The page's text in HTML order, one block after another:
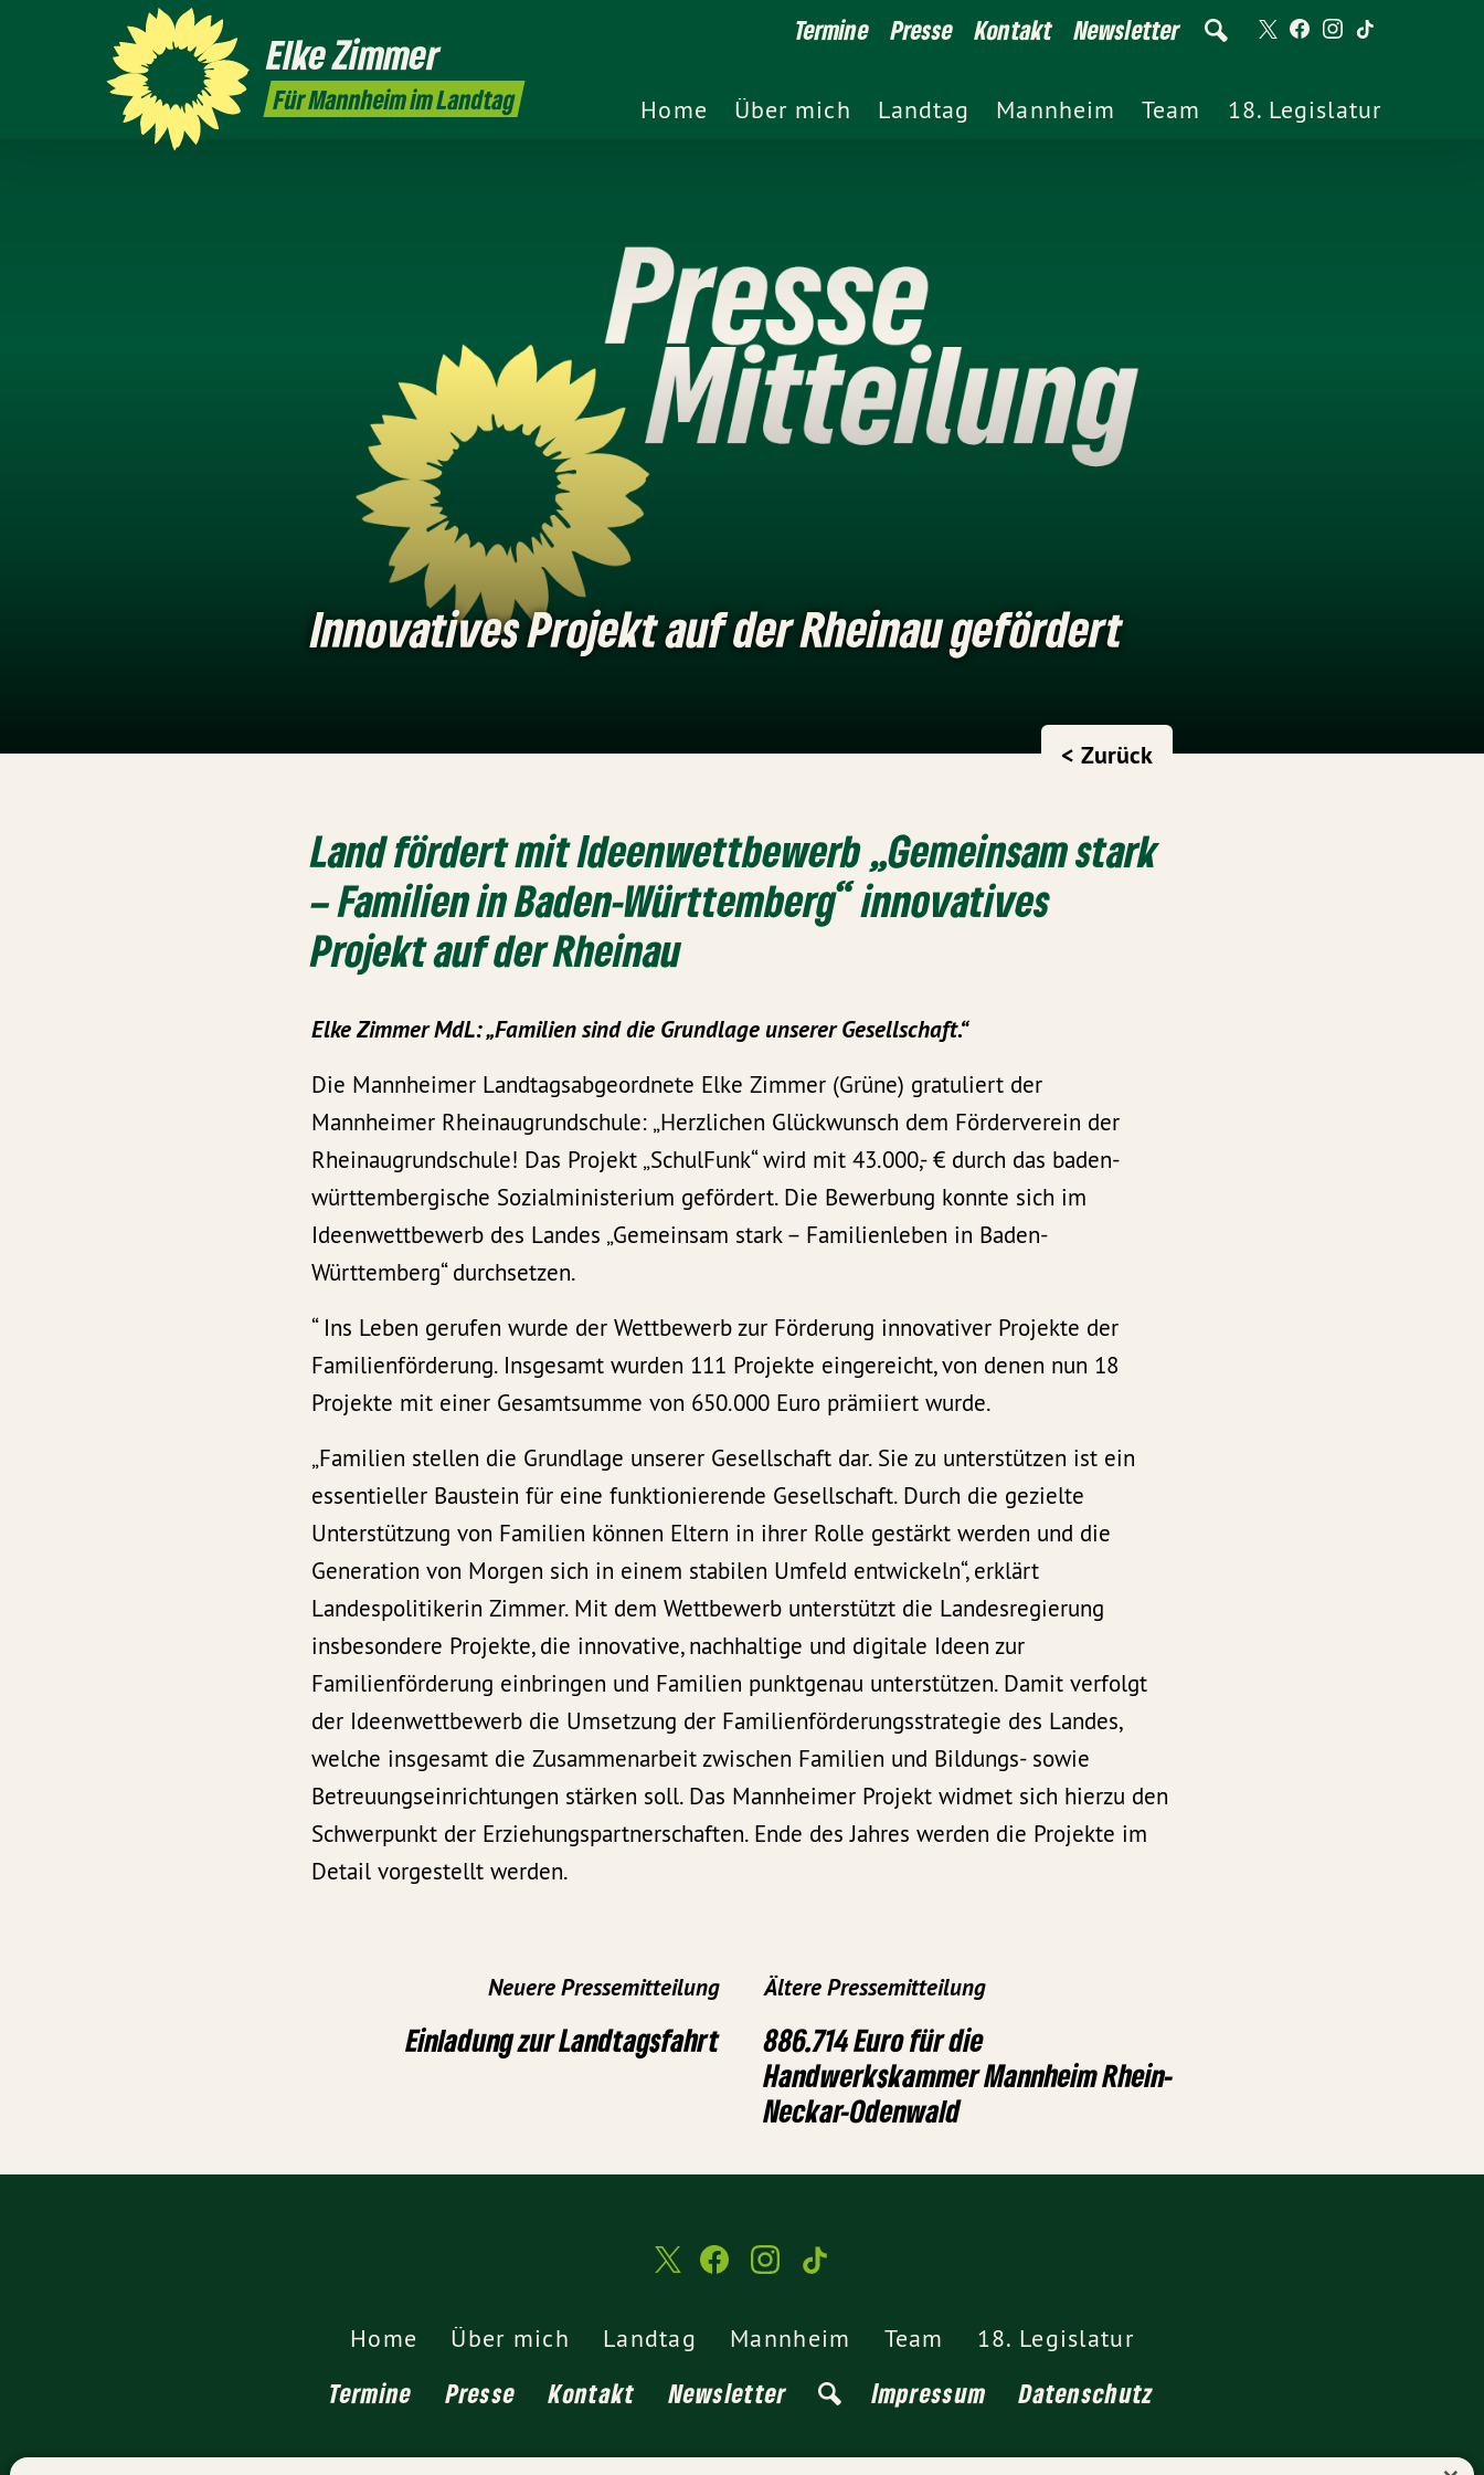
ElkeZimmer
Für Mannheim im Landtag
Termine Presse Kontakt Newsletter
Home Über mich Landtag Mannheim Team 18. Legislatur
Innovatives Projekt auf der Rheinau gefördert
< Zurück
Land fördert mit Ideenwettbewerb „Gemeinsam stark
– Familien in Baden-Württemberg“ innovatives
Projekt auf der Rheinau
Elke Zimmer MdL: „Familien sind die Grundlage unserer Gesellschaft.“
Die Mannheimer Landtagsabgeordnete Elke Zimmer (Grüne) gratuliert der
Mannheimer Rheinaugrundschule: „Herzlichen Glückwunsch dem Förderverein der
Rheinaugrundschule! Das Projekt „SchulFunk“ wird mit 43.000,- € durch das baden-
württembergische Sozialministerium gefördert. Die Bewerbung konnte sich im
Ideenwettbewerb des Landes „Gemeinsam stark – Familienleben in Baden-
Württemberg“ durchsetzen.
“ Ins Leben gerufen wurde der Wettbewerb zur Förderung innovativer Projekte der
Familienförderung. Insgesamt wurden 111 Projekte eingereicht, von denen nun 18
Projekte mit einer Gesamtsumme von 650.000 Euro prämiiert wurde.
„Familien stellen die Grundlage unserer Gesellschaft dar. Sie zu unterstützen ist ein
essentieller Baustein für eine funktionierende Gesellschaft. Durch die gezielte
Unterstützung von Familien können Eltern in ihrer Rolle gestärkt werden und die
Generation von Morgen sich in einem stabilen Umfeld entwickeln“, erklärt
Landespolitikerin Zimmer. Mit dem Wettbewerb unterstützt die Landesregierung
insbesondere Projekte, die innovative, nachhaltige und digitale Ideen zur
Familienförderung einbringen und Familien punktgenau unterstützen. Damit verfolgt
der Ideenwettbewerb die Umsetzung der Familienförderungsstrategie des Landes,
welche insgesamt die Zusammenarbeit zwischen Familien und Bildungs- sowie
Betreuungseinrichtungen stärken soll. Das Mannheimer Projekt widmet sich hierzu den
Schwerpunkt der Erziehungspartnerschaften. Ende des Jahres werden die Projekte im
Detail vorgestellt werden.
Neuere Pressemitteilung
Einladung zur Landtagsfahrt
Ältere Pressemitteilung
886.714 Euro für die
Handwerkskammer Mannheim Rhein-
Neckar-Odenwald
Home Über mich Landtag Mannheim Team 18. Legislatur
Termine Presse Kontakt Newsletter Impressum Datenschutz